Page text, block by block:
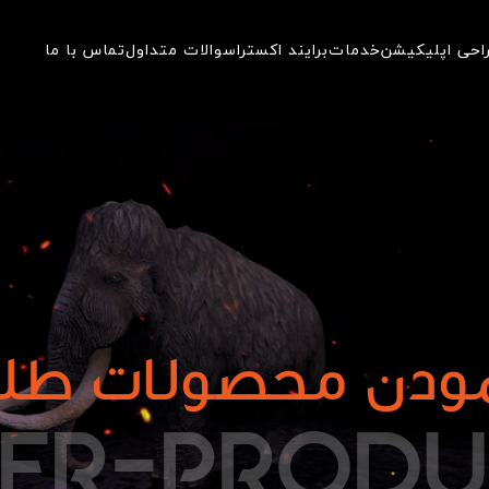
اپلیکیشنخدماتبرایند اکستراسوالات متداولتماس با ما
محصولات